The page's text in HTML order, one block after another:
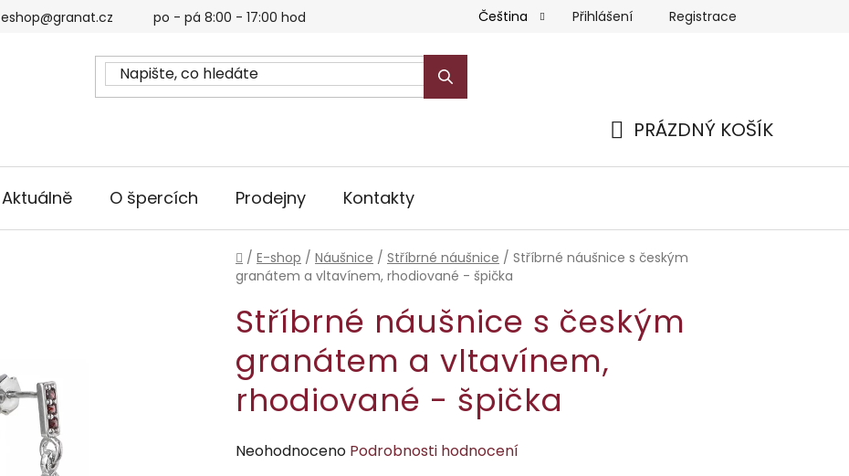
eshop@granat.cz po - pá 8:00 - 17:00 hod Čeština Přihlášení Registrace
PRÁZDNÝ KOŠÍK
Aktuálně O špercích Prodejny Kontakty
Domů
/ E-shop / Náušnice / Stříbrné náušnice / Stříbrné náušnice s českým
granátem a vltavínem, rhodiované - špička
Stříbrné náušnice s českým
granátem a vltavínem,
rhodiované - špička
Průměrné
Neohodnoceno Podrobnosti hodnocení